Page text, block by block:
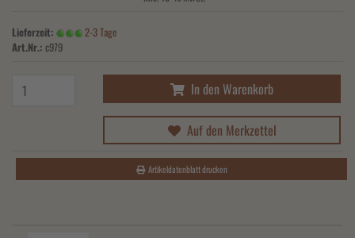
Lieferzeit:
2-3 Tage
Art.Nr.: c979
In den Warenkorb
Auf den Merkzettel
Artikeldatenblatt drucken